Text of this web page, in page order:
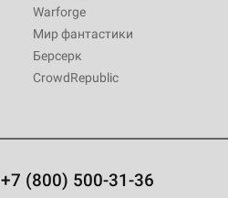
Warforge
Мир фантастики
Берсерк
CrowdRepublic
+7 (800) 500-31-36